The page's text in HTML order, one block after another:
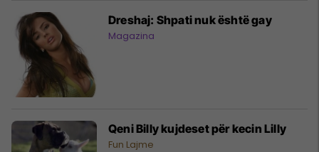
Dreshaj: Shpati nuk është gay
Magazina
Qeni Billy kujdeset për kecin Lilly
Fun Lajme